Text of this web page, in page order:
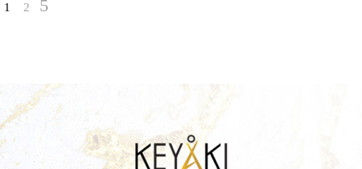
1 2